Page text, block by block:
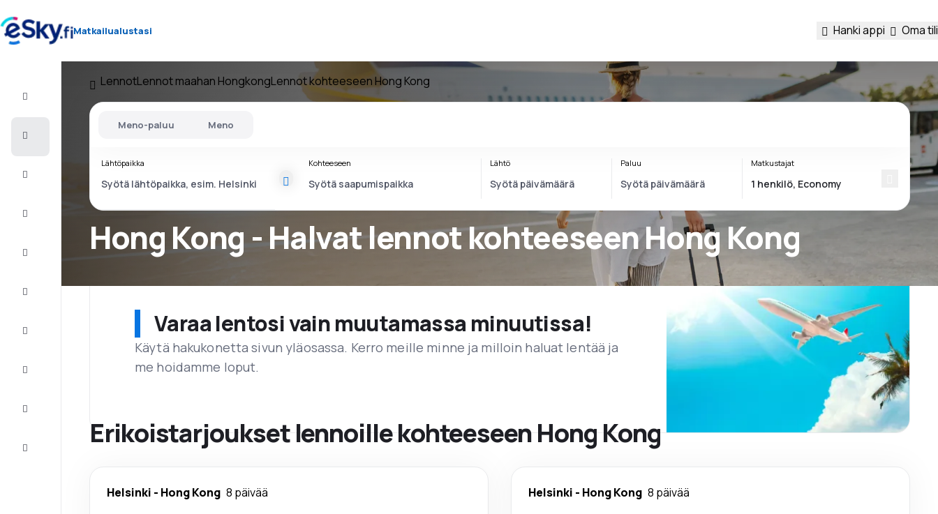
Matkailualustasi Hanki appi Oma tili
LennotLennot maahan HongkongLennot kohteeseen Hong Kong
Hong Kong - Halvat lennot kohteeseen Hong Kong
Meno-paluu Meno
Lähtöpaikka Kohteeseen Lähtö Paluu Matkustajat
Varaa lentosi vain muutamassa minuutissa!
Käytä hakukonetta sivun yläosassa. Kerro meille minne ja milloin haluat lentää ja
me hoidamme loput.
Erikoistarjoukset lennoille kohteeseen Hong Kong
Helsinki - Hong Kong 8 päivää Helsinki - Hong Kong 8 päivää